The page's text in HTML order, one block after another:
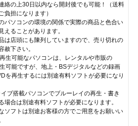
絡の上30日以内なら開封後でも可能！（送料
負担になります）
パソコンの環境の関係で実際の商品と色合い
えることがあります。
は店頭にも陳列していますので、売り切れの
赦下さい。
生可能なパソコンは、レンタルや市販の
可能ですが、地上・BSデジタルなどの録画
を再生するには別途有料ソフトが必要になり
イブ搭載パソコンでブルーレイの再生・書き
場合は別途有料ソフトが必要になります。
フトは別途お客様の方でご用意をお願いい